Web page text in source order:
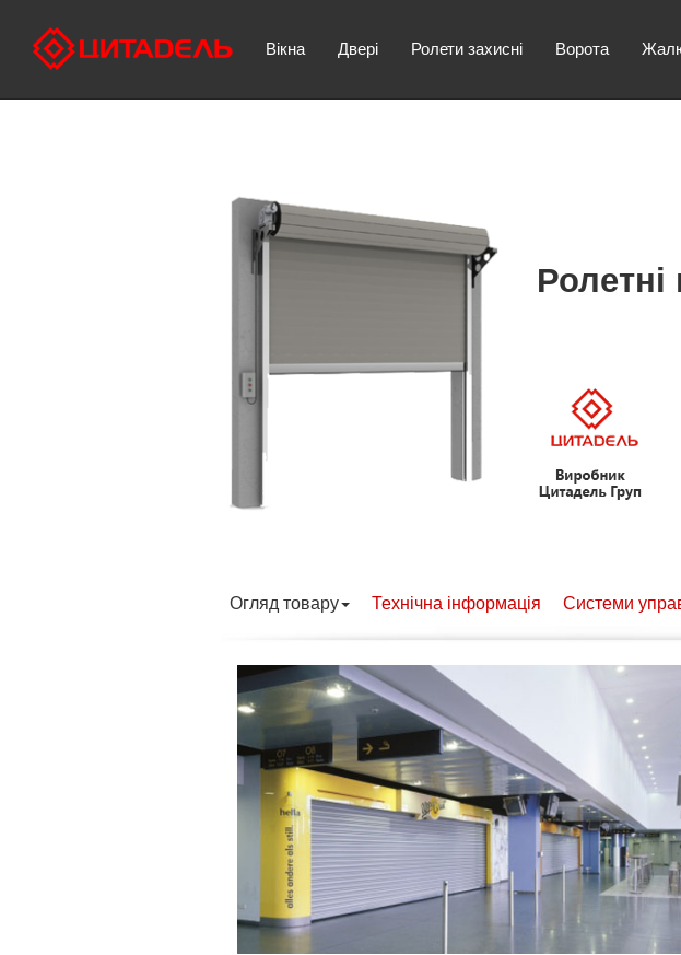
Вікна Двері Ролети захисні Ворота
Ролетні
Огляд товару Технічна інформація Cистеми